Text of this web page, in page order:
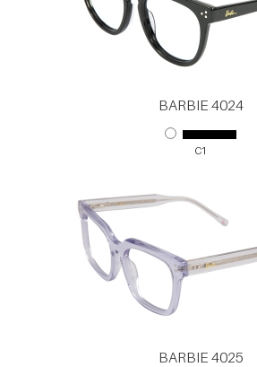
BARBIE 4024
C1
BARBIE 4025